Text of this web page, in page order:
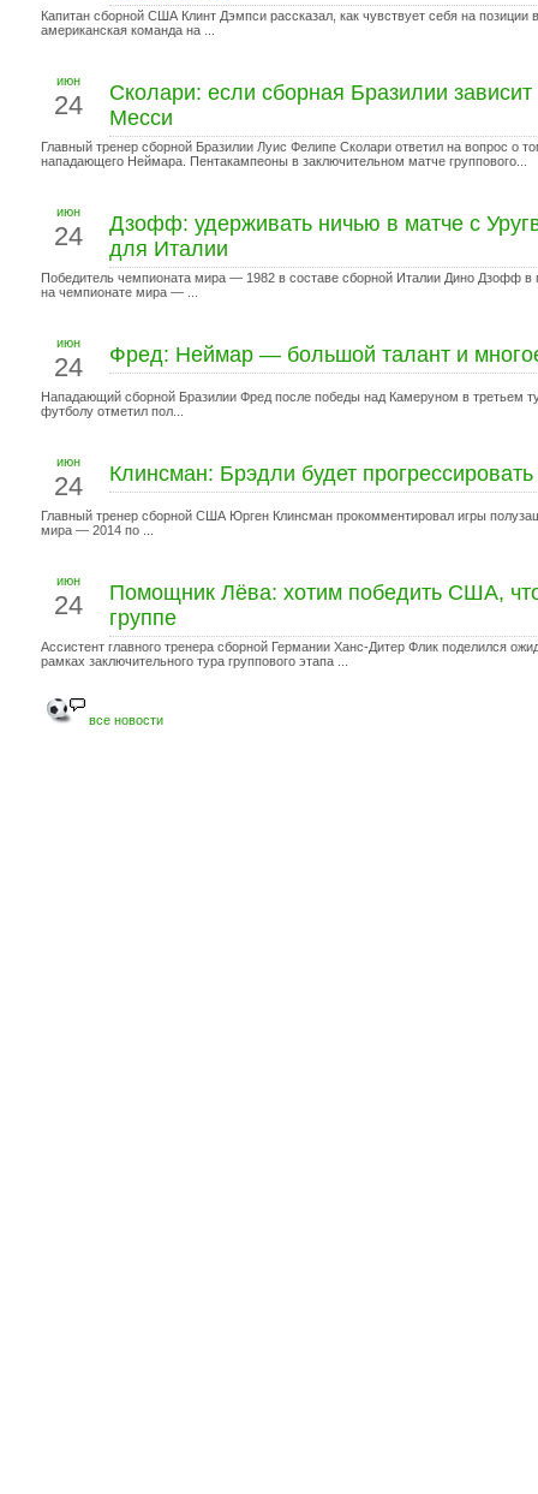
Капитан сборной США Клинт Дэмпси рассказал, как чувствует себя на
американская команда на ...
июн
24
Сколари: если сборная Бразилии
Месси
Главный тренер сборной Бразилии Луис Фелипе Сколари ответил на вопрос о
нападающего Неймара. Пентакампеоны в заключительном матче группового...
июн
24
Дзофф: удерживать ничью в матче с
для Италии
Победитель чемпионата мира — 1982 в составе сборной Италии Дино Дзофф
на чемпионате мира — ...
июн
24 Фред: Неймар — большой талант и
Нападающий сборной Бразилии Фред после победы над Камеруном в третьем
футболу отметил пол...
июн
24 Клинсман: Брэдли будет
Главный тренер сборной США Юрген Клинсман прокомментировал игры
мира — 2014 по ...
июн
24
Помощник Лёва: хотим победить США,
группе
Ассистент главного тренера сборной Германии Ханс-Дитер Флик поделился
рамках заключительного тура группового этапа ...
все новости